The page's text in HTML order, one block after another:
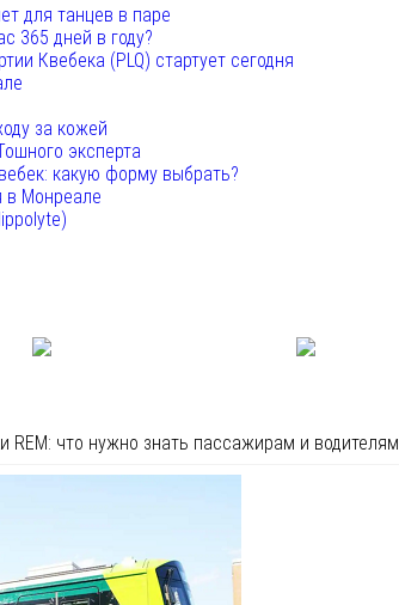
для танцев в паре
365 дней в году?
Квебека (PLQ) стартует сегодня
за кожей
эксперта
какую форму выбрать?
в Монреале
REM: что нужно знать пассажирам и водителям